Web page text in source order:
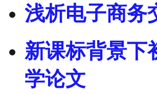
浅析电子商务
新课标背景下
学论文